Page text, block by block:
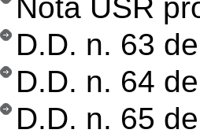
Nota USR
D.D. n. 63
D.D. n. 64
D.D. n. 65